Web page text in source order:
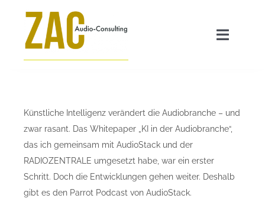
springen
Toggle
GEO für Radiosender
Transparenzpflicht AI Act
Künstliche Intelligenz verändert die Audiobranche – und
zwar rasant. Das Whitepaper „KI in der Audiobranche“,
das ich gemeinsam mit AudioStack und der
RADIOZENTRALE umgesetzt habe, war ein erster
Schritt. Doch die Entwicklungen gehen weiter. Deshalb
gibt es den Parrot Podcast von AudioStack.